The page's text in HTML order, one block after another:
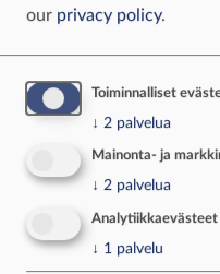
tarkastetaan, ettei
mitään nirhaumia ja
koirat myös pestään.
matkoja hirvien
jokien yli, mutta
mahdollista, Anna
our privacy policy.
Toiminnalliset
↓ 2 palvelua
Mainonta- ja
↓ 2 palvelua
Analytiikkaevästeet
↓ 1 palvelu